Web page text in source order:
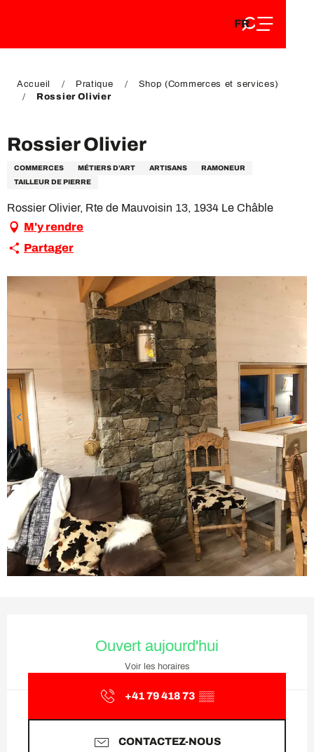
DE
FR
EN
Accueil Pratique
Shop (Commerces et services)
Rossier Olivier
Rossier Olivier
COMMERCES MÉTIERS D’ART ARTISANS
RAMONEUR
TAILLEUR DE PIERRE
Rossier Olivier, Rte de Mauvoisin 13, 1934 Le Châble
M'y rendre
Partager
Ouvert aujourd'hui
Voir les horaires
+41 79 418 73 ▒▒
CONTACTEZ-NOUS